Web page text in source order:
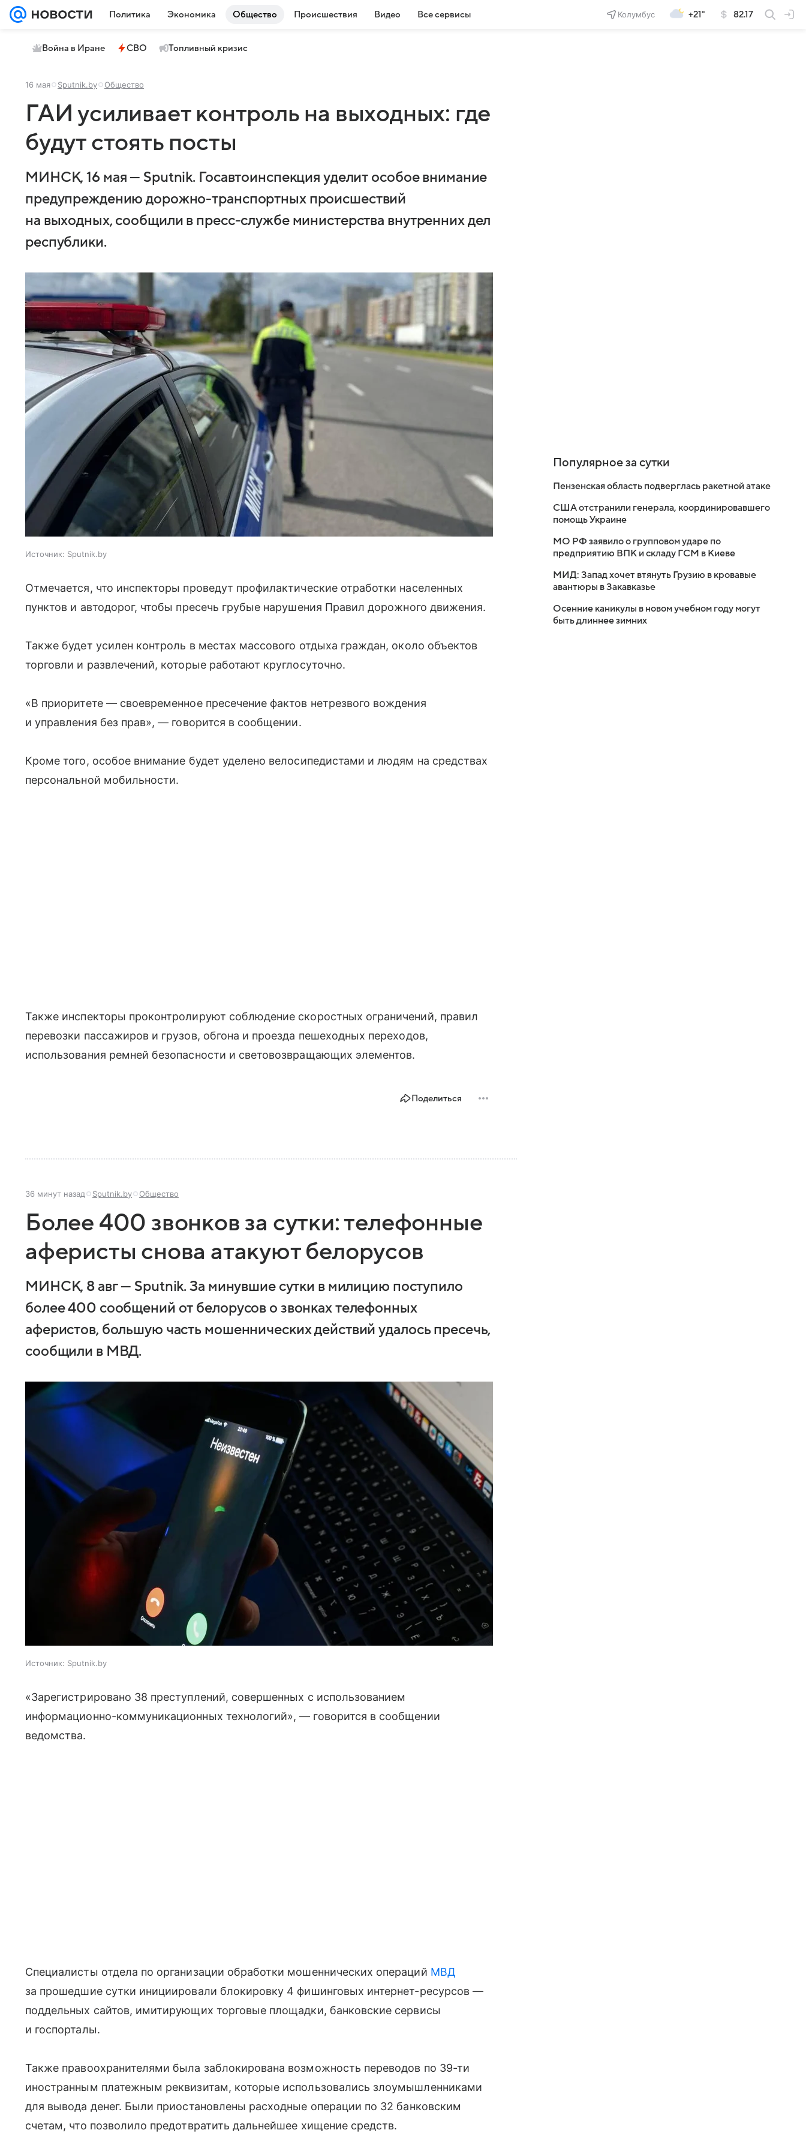
Политика Экономика Общество Происшествия Видео Все сервисы Колумбус +21° 82.17
Война в Иране СВО Топливный кризис
16 мая Sputnik.by Общество
ГАИ усиливает контроль на выходных: где
будут стоять посты
МИНСК, 16 мая — Sputnik. Госавтоинспекция уделит особое внимание
предупреждению дорожно-транспортных происшествий
на выходных, сообщили в пресс-службе министерства внутренних дел
республики.
Источник: Sputnik.by
Отмечается, что инспекторы проведут профилактические отработки населенных
пунктов и автодорог, чтобы пресечь грубые нарушения Правил дорожного движения.
Также будет усилен контроль в местах массового отдыха граждан, около объектов
торговли и развлечений, которые работают круглосуточно.
«В приоритете — своевременное пресечение фактов нетрезвого вождения
и управления без прав», — говорится в сообщении.
Кроме того, особое внимание будет уделено велосипедистами и людям на средствах
персональной мобильности.
Также инспекторы проконтролируют соблюдение скоростных ограничений, правил
перевозки пассажиров и грузов, обгона и проезда пешеходных переходов,
использования ремней безопасности и световозвращающих элементов.
Поделиться
36 минут назад Sputnik.by Общество
Более 400 звонков за сутки: телефонные
аферисты снова атакуют белорусов
МИНСК, 8 авг — Sputnik. За минувшие сутки в милицию поступило
более 400 сообщений от белорусов о звонках телефонных
аферистов, большую часть мошеннических действий удалось пресечь,
сообщили в МВД.
Источник: Sputnik.by
«Зарегистрировано 38 преступлений, совершенных с использованием
информационно-коммуникационных технологий», — говорится в сообщении
ведомства.
Специалисты отдела по организации обработки мошеннических операций МВД
за прошедшие сутки инициировали блокировку 4 фишинговых интернет-ресурсов —
поддельных сайтов, имитирующих торговые площадки, банковские сервисы
и госпорталы.
Также правоохранителями была заблокирована возможность переводов по 39-ти
иностранным платежным реквизитам, которые использовались злоумышленниками
для вывода денег. Были приостановлены расходные операции по 32 банковским
счетам, что позволило предотвратить дальнейшее хищение средств.
Популярное за сутки
Пензенская область подверглась ракетной атаке
США отстранили генерала, координировавшего
помощь Украине
МО РФ заявило о групповом ударе по
предприятию ВПК и складу ГСМ в Киеве
МИД: Запад хочет втянуть Грузию в кровавые
авантюры в Закавказье
Осенние каникулы в новом учебном году могут
быть длиннее зимних